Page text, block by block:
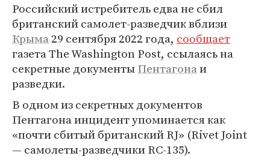
Российский истребитель едва не сбил
британский самолет-разведчик вблизи
Крыма29 сентября 2022 года, сообщает
газета The Washington Post, ссылаясь на
секретные документыПентагонаи
разведки.
В одном из секретных документов
Пентагона инцидент упоминается как
«почти сбитый британский RJ» (Rivet Joint
— самолеты-разведчики RC-135).